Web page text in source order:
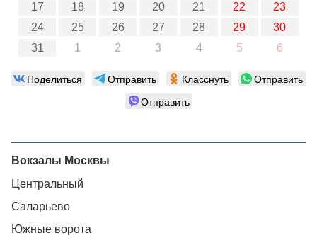
17
18 19 20 21 22
23
24
25 26 27 28 29
30
31
1 2 3 4 5 6
Поделиться Отправить Класснуть
Отправить
Отправить
Вокзалы Москвы
Центральный
Саларьево
Южные ворота